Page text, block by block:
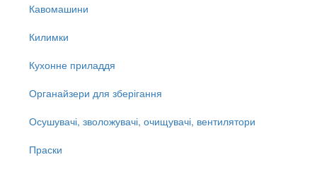
Кавомашини
Килимки
Кухонне приладдя
Органайзери для зберігання
Осушувачі, зволожувачі, очищувачі, вентилятори
Праски